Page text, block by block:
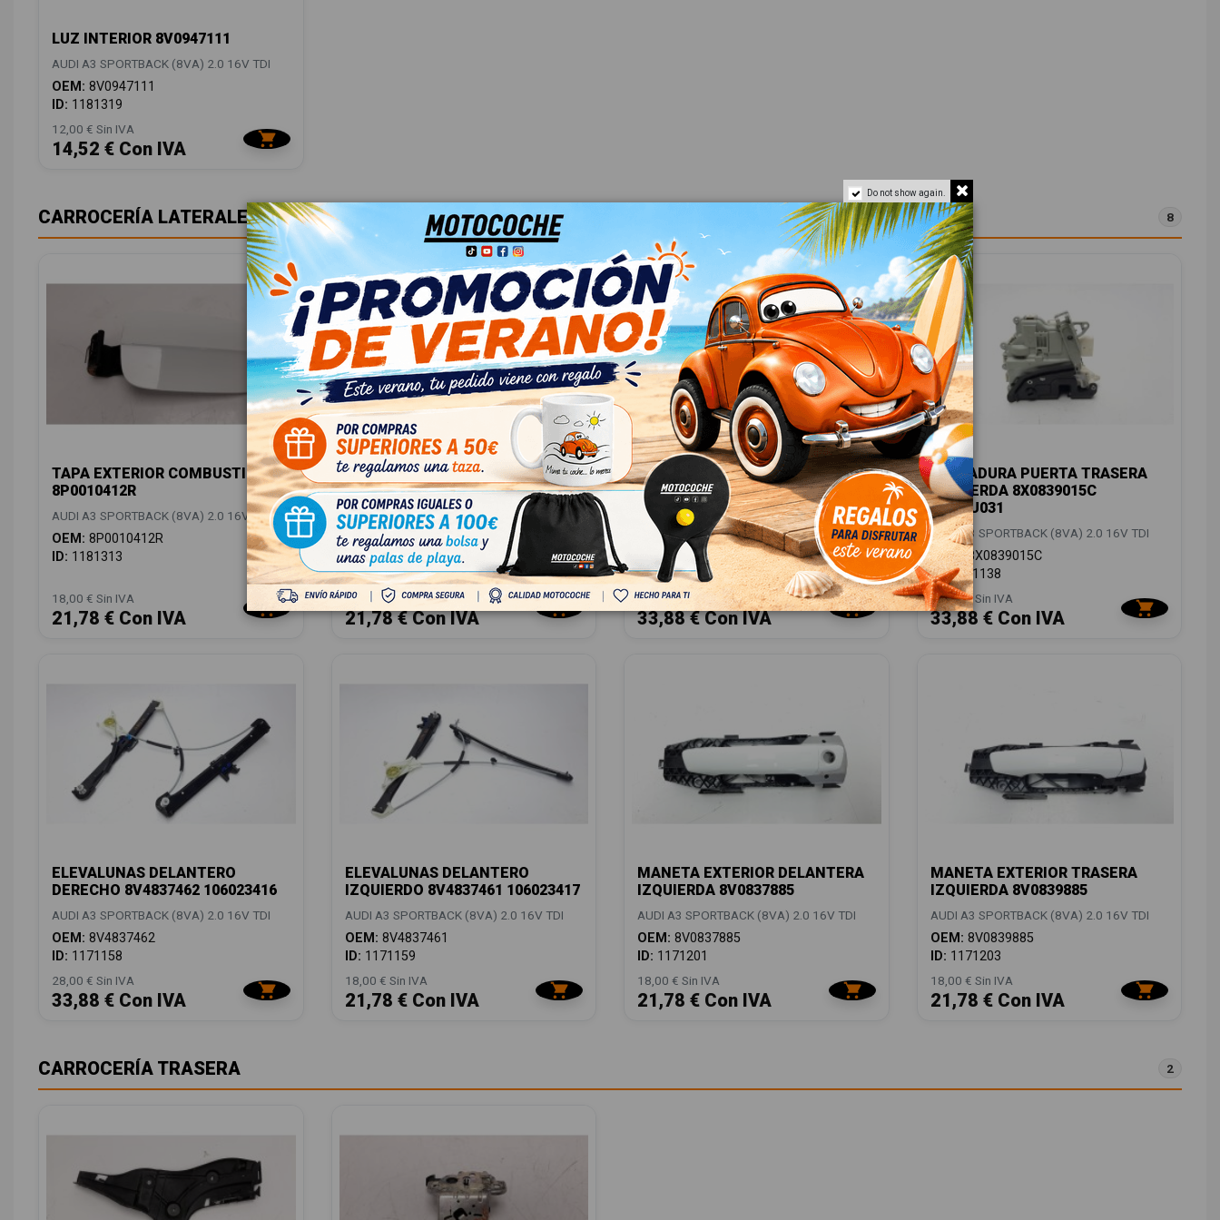
LUZ INTERIOR 8V0947111
AUDI A3 SPORTBACK (8VA) 2.0 16V TDI
OEM: 8V0947111
ID: 1181319
12,00 € Sin IVA
14,52 € Con IVA
CARROCERÍA LATERALES 8
TAPA EXTERIOR COMBUSTIBLE
8P0010412R
AUDI A3 SPORTBACK (8VA) 2.0 16V TDI
OEM: 8P0010412R
ID: 1181313
18,00 € Sin IVA
21,78 € Con IVA
CERRADURA PUERTA DELANTERA
DERECHA 8X1837016 EZCAU030
AUDI A3 SPORTBACK (8VA) 2.0 16V TDI
OEM:8X1837016
ID:1171135
18,00 € Sin IVA
21,78 € Con IVA
CERRADURA PUERTA DELANTERA
IZQUIERDA 8X1837015 EZCAU029
AUDI A3 SPORTBACK (8VA) 2.0 16V TDI
OEM: 8X1837015
1171136
28,00 € Sin IVA
33,88 € Con IVA
CERRADURA PUERTA TRASERA
IZQUIERDA 8X0839015C
EZCAU031
AUDI A3 SPORTBACK (8VA) 2.0 16V TDI
OEM:8X0839015C
ID:1171138
28,00 € Sin IVA
33,88 € Con IVA
ELEVALUNAS DELANTERO
DERECHO 8V4837462 106023416
AUDI A3 SPORTBACK (8VA) 2.0 16V TDI
OEM: 8V4837462
ID: 1171158
28,00 € Sin IVA
33,88 € Con IVA
ELEVALUNAS DELANTERO
IZQUIERDO 8V4837461 106023417
AUDI A3 SPORTBACK (8VA) 2.0 16V TDI
OEM: 8V4837461
ID: 1171159
18,00 € Sin IVA
21,78 € Con IVA
MANETA EXTERIOR DELANTERA
IZQUIERDA 8V0837885
AUDI A3 SPORTBACK (8VA) 2.0 16V TDI
OEM: 8V0837885
ID: 1171201
18,00 € Sin IVA
21,78 € Con IVA
MANETA EXTERIOR TRASERA
IZQUIERDA 8V0839885
AUDI A3 SPORTBACK (8VA) 2.0 16V TDI
OEM: 8V0839885
ID: 1171203
18,00 € Sin IVA
21,78 € Con IVA
CARROCERÍA TRASERA 2
Do not show again.